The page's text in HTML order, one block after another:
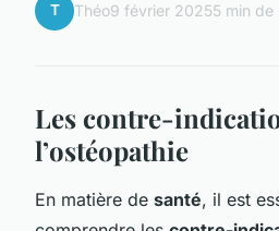
T Théo9 février 20255 min de
Les contre-
l’ostéopathie
En matière de santé, il est